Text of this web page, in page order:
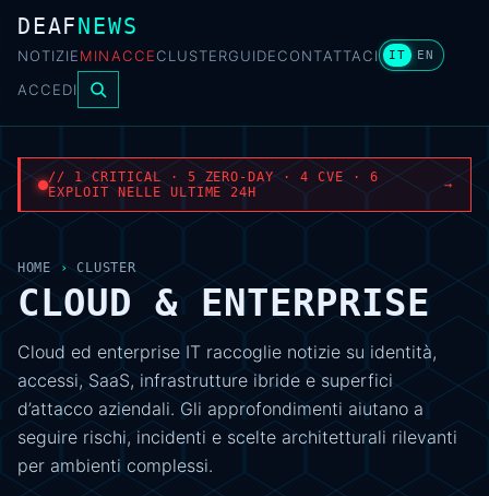
DEAFNEWS
NOTIZIEMINACCECLUSTERGUIDECONTATTACI IT EN
ACCEDI
// 1 CRITICAL · 5 ZERO-DAY · 4 CVE · 6
EXPLOIT NELLE ULTIME 24H
→
HOME › CLUSTER
CLOUD & ENTERPRISE
Cloud ed enterprise IT raccoglie notizie su identità,
accessi, SaaS, infrastrutture ibride e superfici
d’attacco aziendali. Gli approfondimenti aiutano a
seguire rischi, incidenti e scelte architetturali rilevanti
per ambienti complessi.